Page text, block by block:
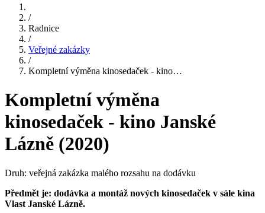
/
Radnice
/
Veřejné zakázky
/
Kompletní výměna kinosedaček - kino…
Kompletní výměna
kinosedaček - kino Janské
Lázně (2020)
Druh: veřejná zakázka malého rozsahu na dodávku
Předmět je: dodávka a montáž nových kinosedaček v sále kina
Vlast Janské Lázně.